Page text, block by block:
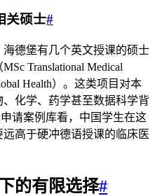
关硕士#
德堡有几个英文授课的硕士
Translational Medical
Health）。这类项目对本
化学、药学甚至数据科学背
请案例库看，中国学生在这
高于硬冲德语授课的临床医
的有限选择#